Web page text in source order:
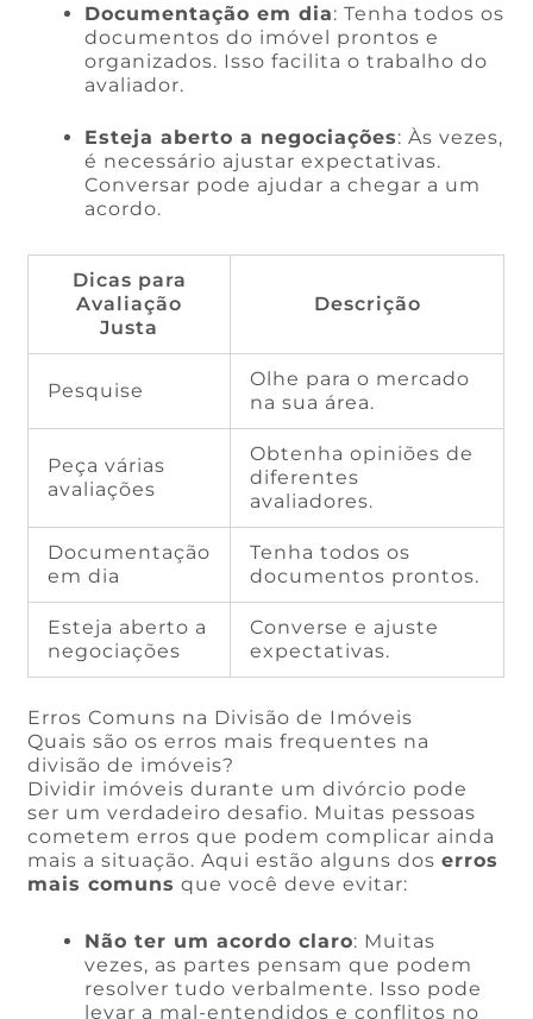
Documentação em dia: Tenha todos os
documentos do imóvel prontos e
organizados. Isso facilita o trabalho do
avaliador.
Esteja aberto a negociações: Às vezes,
é necessário ajustar expectativas.
Conversar pode ajudar a chegar a um
acordo.
Dicas para
Avaliação
Justa
Descrição
Pesquise
Olhe para o mercado
na sua área.
Peça várias
avaliações
Obtenha opiniões de
diferentes
avaliadores.
Documentação
em dia
Tenha todos os
documentos prontos.
Esteja aberto a
negociações
Converse e ajuste
expectativas.
Erros Comuns na Divisão de Imóveis
Quais são os erros mais frequentes na
divisão de imóveis?
Dividir imóveis durante um divórcio pode
ser um verdadeiro desafio. Muitas pessoas
cometem erros que podem complicar ainda
mais a situação. Aqui estão alguns doserros
mais comuns que você deve evitar:
Não ter um acordo claro: Muitas
vezes, as partes pensam que podem
resolver tudo verbalmente. Isso pode
levar a mal-entendidos e conflitos no